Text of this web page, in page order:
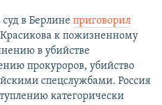
в Берлине приговорил
к пожизненному
в убийстве
прокуроров, убийство
спецслужбами. Россия
категорически